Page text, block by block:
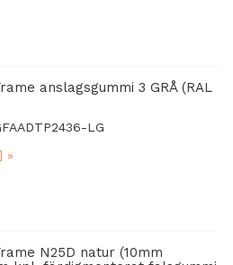
anslagsgummi 3 GRÅ (RAL
LG
»
N25D natur (10mm